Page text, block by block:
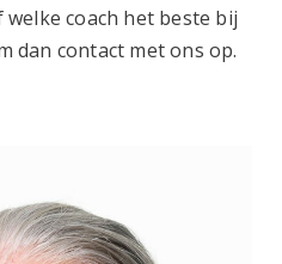
coach het beste bij
dan contact met ons op.